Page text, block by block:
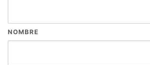
NOMBRE